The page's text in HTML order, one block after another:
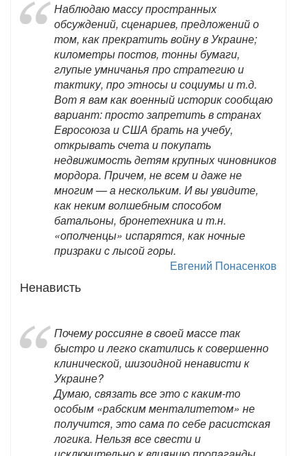
Наблюдаю массу пространных
обсуждений, сценариев, предложений о
том, как прекратить войну в Украине;
километры постов, тонны бумаги,
глупые умничанья про стратегию и
тактику, про этносы и социумы и т.д.
Вот я вам как военный историк сообщаю
вариант: просто запретить в странах
Евросоюза и США брать на учебу,
открывать счета и покупать
недвижимость детям крупных чиновников
мордора. Причем, не всем и даже не
многим — а нескольким. И вы увидите,
как неким волшебным способом
батальоны, бронетехника и т.н.
«ополченцы» испарятся, как ночные
призраки с лысой горы.
Евгений Понасенков
Ненависть
Почему россияне в своей массе так
быстро и легко скатились к совершенно
клинической, шизоидной ненависти к
Украине?
Думаю, связать все это с каким-то
особым «рабским менталитетом» не
получится, это сама по себе расистская
логика. Нельзя все свести и